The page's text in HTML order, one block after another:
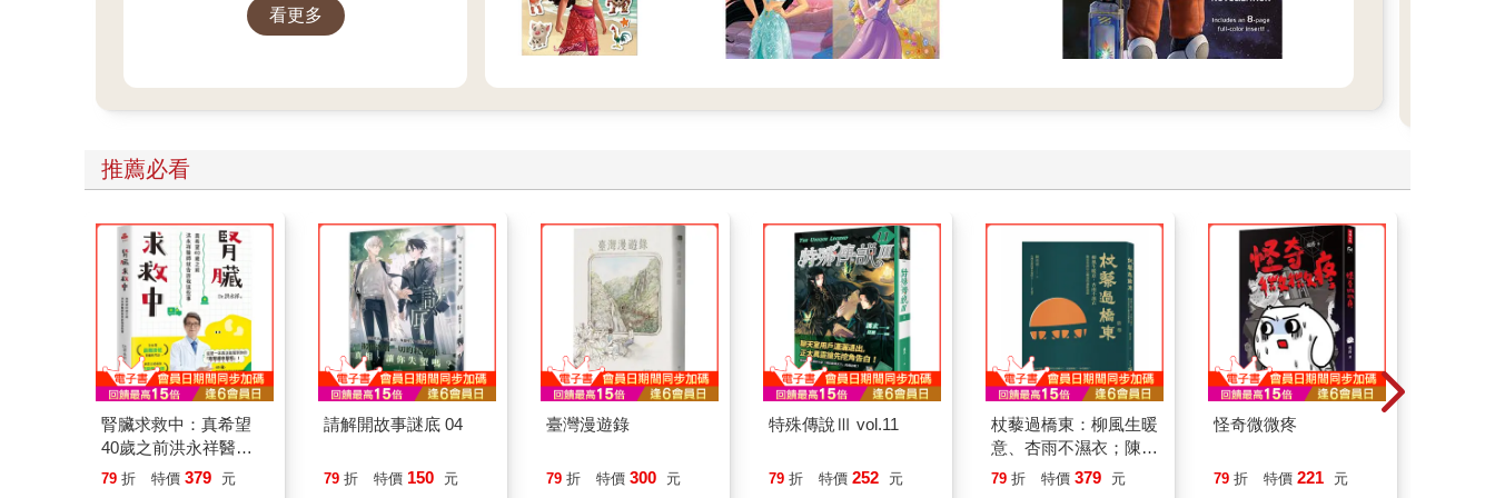
看更多
推薦必看
腎臟求救中：真希望
40歲之前洪永祥醫師
就告訴我這些事
79 折 特價 379 元
請解開故事謎底 04
79 折 特價 150 元
臺灣漫遊錄
79 折 特價 300 元
特殊傳說Ⅲ vol.11
79 折 特價 252 元
杖藜過橋東：柳風生暖
意、杏雨不濕衣；陳亮
恭談以心轉境的適齡漫
79 折 特價 379 元
怪奇微微疼
79 折 特價 221 元